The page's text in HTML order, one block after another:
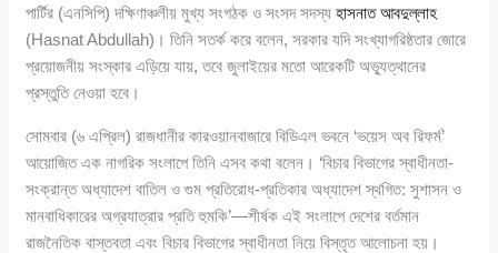
পার্টির (এনসিপি) দক্ষিণাঞ্চলীয় মুখ্য সংগঠক ও সংসদ সদস্যহাসনাত আবদুল্লাহ
(Hasnat Abdullah)। তিনি সতর্ক করে বলেন, সরকার যদি সংখ্যাগরিষ্ঠতার জোরে
প্রয়োজনীয় সংস্কার এড়িয়ে যায়, তবে জুলাইয়ের মতো আরেকটি অভ্যুত্থানের
প্রস্তুতি নেওয়া হবে।
সোমবার (৬ এপ্রিল) রাজধানীর কারওয়ানবাজারে বিডিএল ভবনে ‘ভয়েস অব রিফর্ম’
আয়োজিত এক নাগরিক সংলাপে তিনি এসব কথা বলেন। ‘বিচার বিভাগের স্বাধীনতা-
সংক্রান্ত অধ্যাদেশ বাতিল ও গুম প্রতিরোধ-প্রতিকার অধ্যাদেশ স্থগিত: সুশাসন ও
মানবাধিকারের অগ্রযাত্রার প্রতি হুমকি’—শীর্ষক এই সংলাপে দেশের বর্তমান
রাজনৈতিক বাস্তবতা এবং বিচার বিভাগের স্বাধীনতা নিয়ে বিস্তৃত আলোচনা হয়।